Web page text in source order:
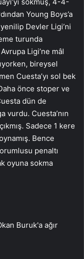
Young Boys’a
Devler Ligi’ni
turunda
Ligi’ne mâl
bireysel
Cuesta’yı sol bek
önce stoper ve
dün de
vurdu. Cuesta’nın
Sadece 1 kere
Bence
penaltı
oyuna sokma